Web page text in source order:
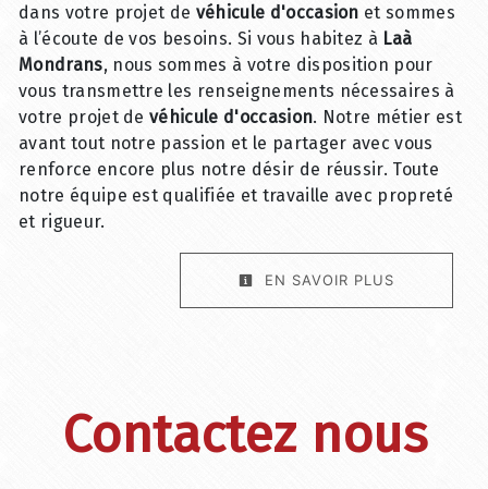
dans votre projet de véhicule d'occasion et sommes
à l’écoute de vos besoins. Si vous habitez à Laà
Mondrans, nous sommes à votre disposition pour
vous transmettre les renseignements nécessaires à
votre projet devéhicule d'occasion. Notre métier est
avant tout notre passion et le partager avec vous
renforce encore plus notre désir de réussir. Toute
notre équipe est qualifiée et travaille avec propreté
et rigueur.
EN SAVOIR PLUS
Contactez nous